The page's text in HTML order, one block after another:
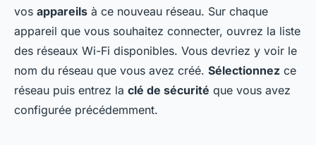
vos appareils à ce nouveau réseau. Sur chaque
appareil que vous souhaitez connecter, ouvrez la liste
des réseaux Wi-Fi disponibles. Vous devriez y voir le
nom du réseau que vous avez créé. Sélectionnez ce
réseau puis entrez la clé de sécurité que vous avez
configurée précédemment.